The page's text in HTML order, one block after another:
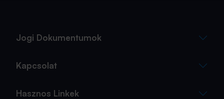
Jogi Dokumentumok
Kapcsolat
Hasznos Linkek